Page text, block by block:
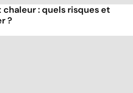
: quels risques et
?